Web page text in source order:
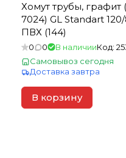
Хомут трубы, графит
7024) GL Standart
ПВХ (144)
0 0 В наличииКод:
Самовывоз сегодня
Доставка завтра
В корзину